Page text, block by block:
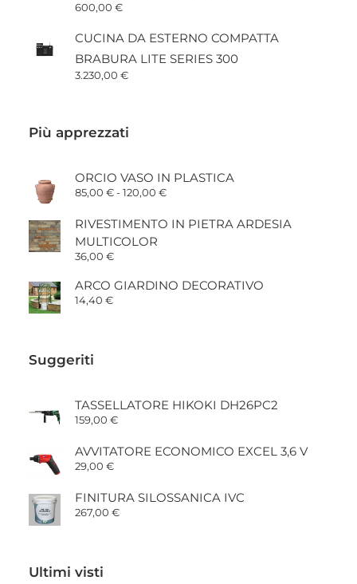
600,00 €
CUCINA DA ESTERNO COMPATTA
BRABURA LITE SERIES 300
3.230,00 €
Più apprezzati
ORCIO VASO IN PLASTICA
85,00 €-120,00 €Fascia
da
RIVESTIMENTO IN PIETRA ARDESIA
MULTICOLOR
36,00 €
ARCO GIARDINO DECORATIVO
14,40 €
Suggeriti
TASSELLATORE HIKOKI DH26PC2
159,00 €
AVVITATORE ECONOMICO EXCEL 3,6 V
29,00 €
FINITURA SILOSSANICA IVC
267,00 €
Ultimi visti